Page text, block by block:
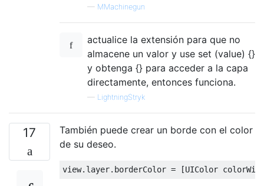
— MMachinegun
actualice la extensión para que no
almacene un valor y use set (value) {}
y obtenga {} para acceder a la capa
directamente, entonces funciona.
— LightningStryk
17
También puede crear un borde con el color
de su deseo.
view. layer. borderColor = [UIColor